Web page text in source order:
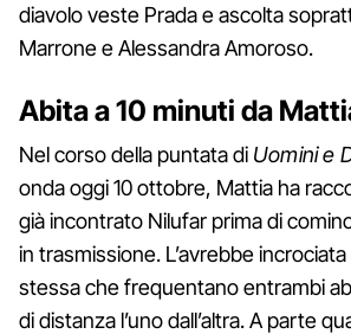
diavolo veste Prada e ascolta
Marrone e Alessandra Amoroso.
Abita a 10 minuti da
Nel corso della puntata di Uomini e
onda oggi 10 ottobre, Mattia ha
già incontrato Nilufar prima di
in trasmissione. L’avrebbe
stessa che frequentano entrambi
di distanza l’uno dall’altra. A parte